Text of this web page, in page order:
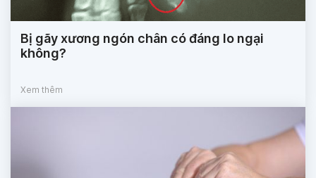
Bị gãy xương ngón chân có đáng lo ngại
không?
Xem thêm